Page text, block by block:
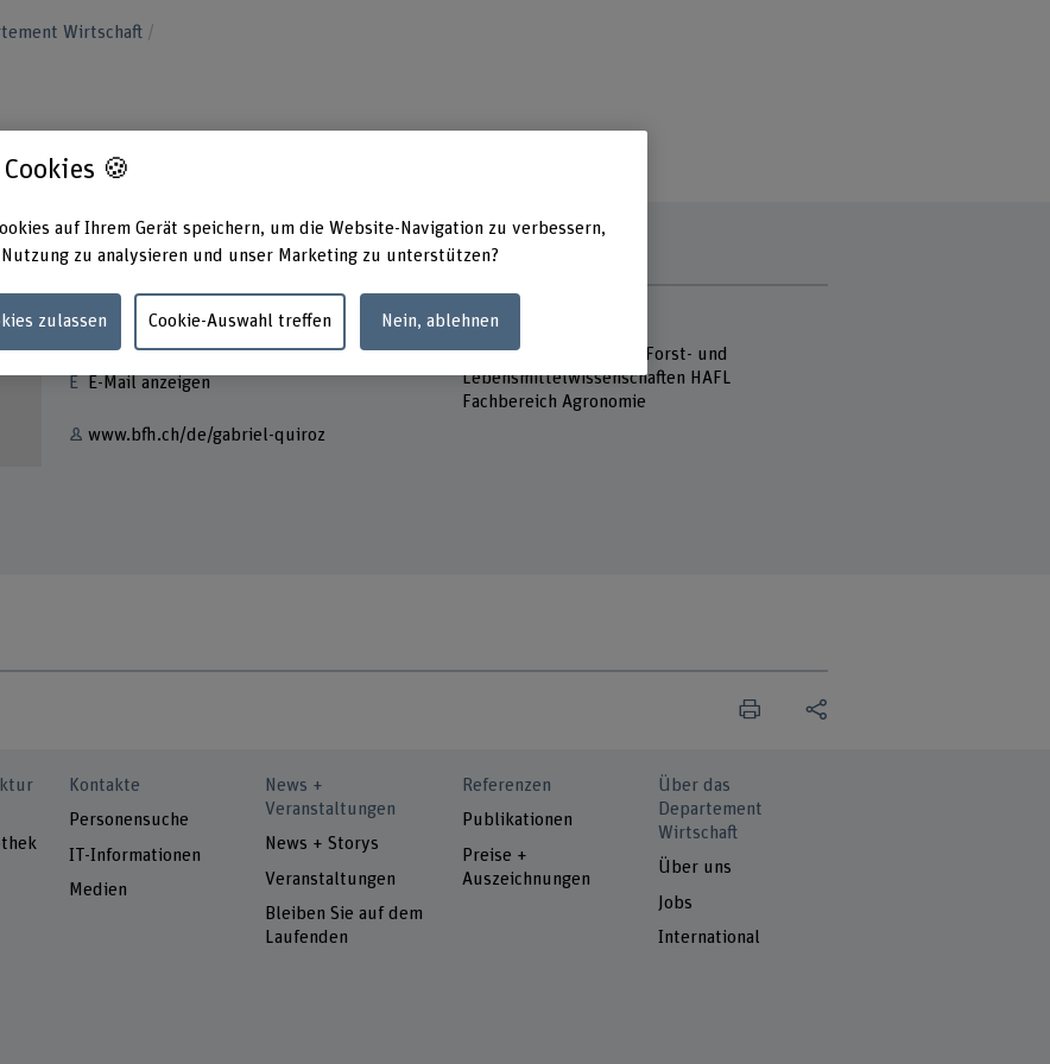
Wirtschaft
+41 31 848 60 14
E-Mail anzeigen
www.bfh.ch/de/gabriel-quiroz
Berner Fachhochschule
Hochschule für Agrar-, Forst- und
Lebensmittelwissenschaften HAFL
Fachbereich Agronomie
Kontakte
Personensuche
IT-Informationen
Medien
News +
Veranstaltungen
News + Storys
Veranstaltungen
Bleiben Sie auf dem
Laufenden
Referenzen
Publikationen
Preise +
Auszeichnungen
Über das
Departement
Wirtschaft
Über uns
Jobs
International
🍪
auf Ihrem Gerät speichern, um die Website-Navigation zu verbessern,
zu analysieren und unser Marketing zu unterstützen?
zulassen Cookie-Auswahl treffen Nein, ablehnen